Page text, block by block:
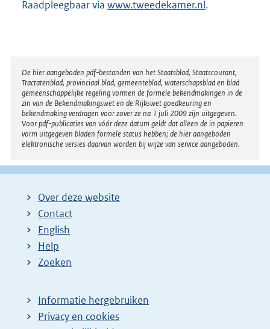
Raadpleegbaar via E
r
n
e
l
i
www.tweedekamer.nl
x
t
e
r
n
l
i
Disclaimer
De hier aangeboden pdf-bestanden van het Staatsblad, Staatscourant,
Tractatenblad, provinciaal blad, gemeenteblad, waterschapsblad en blad
bekendmaking verdragen voor zover ze na 1 juli 2009 zijn uitgegeven.
vorm uitgegeven bladen formele status hebben; de hier aangeboden
elektronische versies daarvan worden bij wijze van service aangeboden.
Over deze website
Help
Zoeken